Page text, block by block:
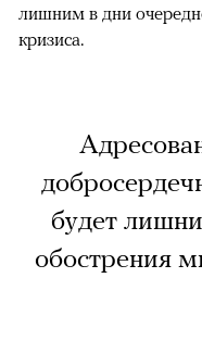
лишним в дни
кризиса.
будет
обострения